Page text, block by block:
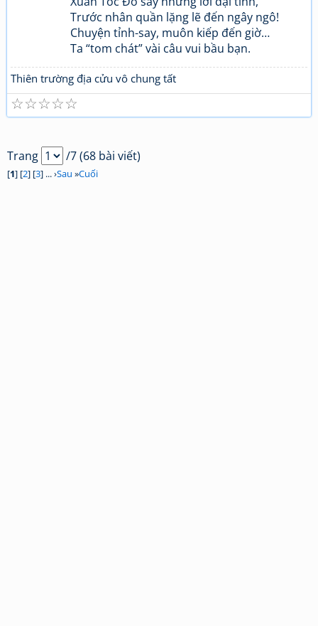
Trước nhân quần lặng lẽ đến ngây ngô!
Chuyện tỉnh-say, muôn kiếp đến giờ…
Ta “tom chát” vài câu vui bầu bạn.
Thiên trường địa cửu vô chung tất
☆
☆
☆
☆
☆
Trang /7 (68 bài viết)
[1] [2] [3] ... ›Sau »Cuối